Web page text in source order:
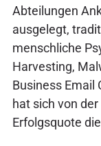
Abteilungen
ausgelegt,
menschliche
Harvesting,
Business Email
hat sich von
Erfolgsquote